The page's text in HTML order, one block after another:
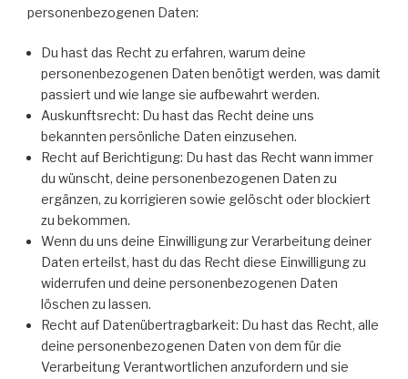
personenbezogenen Daten:
Du hast das Recht zu erfahren, warum deine
personenbezogenen Daten benötigt werden, was damit
passiert und wie lange sie aufbewahrt werden.
Auskunftsrecht: Du hast das Recht deine uns
bekannten persönliche Daten einzusehen.
Recht auf Berichtigung: Du hast das Recht wann immer
du wünscht, deine personenbezogenen Daten zu
ergänzen, zu korrigieren sowie gelöscht oder blockiert
zu bekommen.
Wenn du uns deine Einwilligung zur Verarbeitung deiner
Daten erteilst, hast du das Recht diese Einwilligung zu
widerrufen und deine personenbezogenen Daten
löschen zu lassen.
Recht auf Datenübertragbarkeit: Du hast das Recht, alle
deine personenbezogenen Daten von dem für die
Verarbeitung Verantwortlichen anzufordern und sie